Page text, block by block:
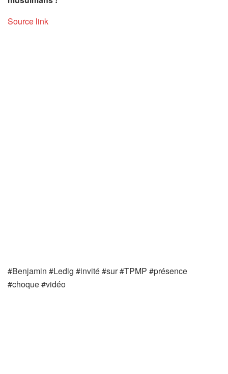
Source link
#Benjamin #Ledig #invité #sur #TPMP #présence
#choque #vidéo